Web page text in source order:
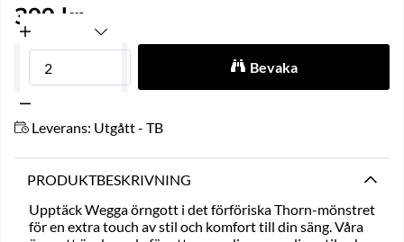
399 kr
Bevaka
Leverans: Utgått - TB
PRODUKTBESKRIVNING
Upptäck Wegga örngott i det förföriska Thorn-mönstret
för en extra touch av stil och komfort till din säng. Våra